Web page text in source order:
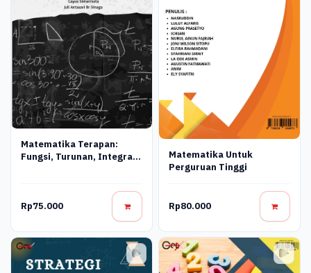
Matematika Terapan:
Fungsi, Turunan, Integral,
Rp75.000
Matematika Untuk
Perguruan Tinggi
Rp80.000